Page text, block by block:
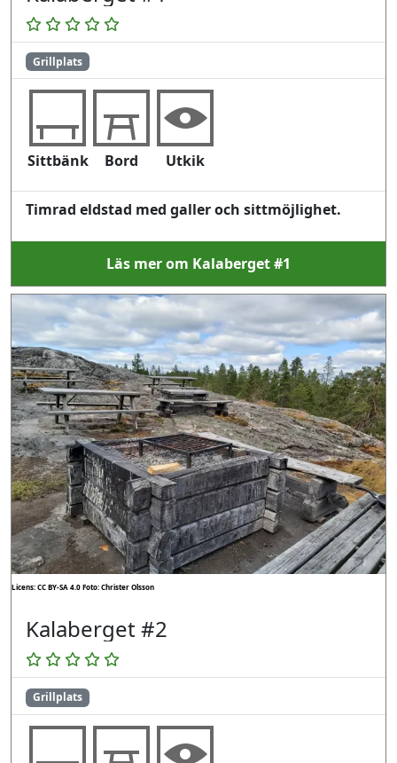
Grillplats
Sittbänk Bord Utkik
Timrad eldstad med galler och sittmöjlighet.
Läs mer om Kalaberget #1
Licens: CC BY-SA 4.0Foto: Christer Olsson
Kalaberget #2
Grillplats